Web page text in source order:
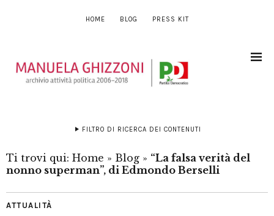
HOME BLOG PRESS KIT
FILTRO DI RICERCA DEI CONTENUTI
Ti trovi qui: Home » Blog » “La falsa verità del
nonno superman”, di Edmondo Berselli
ATTUALITÀ